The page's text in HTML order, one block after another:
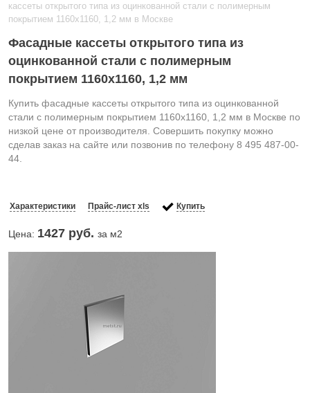
кассеты открытого типа из оцинкованной стали с полимерным
покрытием 1160х1160, 1,2 мм в Москве
Фасадные кассеты открытого типа из
оцинкованной стали с полимерным
покрытием 1160х1160, 1,2 мм
Купить фасадные кассеты открытого типа из оцинкованной
стали с полимерным покрытием 1160х1160, 1,2 мм в Москве по
низкой цене от производителя. Совершить покупку можно
сделав заказ на сайте или позвонив по телефону 8 495 487-00-
44.
Характеристики Прайс-лист xls Купить
Цена: 1427 руб. за м2